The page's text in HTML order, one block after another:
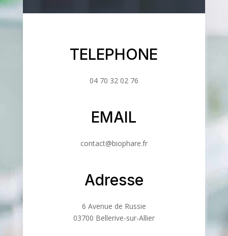
TELEPHONE
04 70 32 02 76
EMAIL
contact@biophare.fr
Adresse
6 Avenue de Russie
03700 Bellerive-sur-Allier